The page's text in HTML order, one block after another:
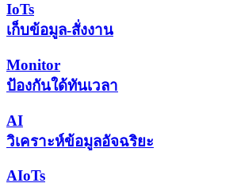
IoTs
เก็บข้อมูล-สั่งงาน
Monitor
ป้องกันใด้ทันเวลา
AI
วิเคราะห์ข้อมูลอัจฉริยะ
AIoTs